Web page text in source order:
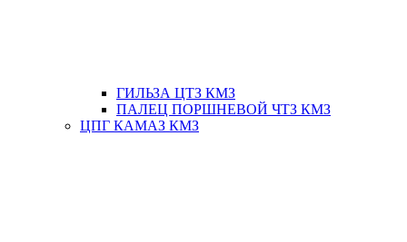
ГИЛЬЗА ЦТЗ КМЗ
ПАЛЕЦ ПОРШНЕВОЙ ЧТЗ КМЗ
ЦПГ КАМАЗ КМЗ